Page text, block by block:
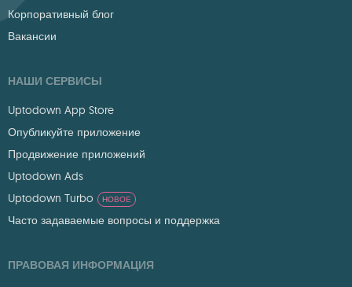
Корпоративный блог
Вакансии
НАШИ СЕРВИСЫ
Uptodown App Store
Опубликуйте приложение
Продвижение приложений
Uptodown Ads
Uptodown Turbo
НОВОЕ
Часто задаваемые вопросы и поддержка
ПРАВОВАЯ ИНФОРМАЦИЯ